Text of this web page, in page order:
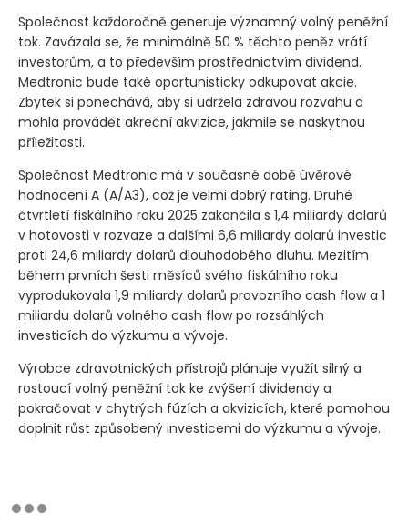
Společnost každoročně generuje významný volný peněžní
tok. Zavázala se, že minimálně 50 % těchto peněz vrátí
investorům, a to především prostřednictvím dividend.
Medtronic bude také oportunisticky odkupovat akcie.
Zbytek si ponechává, aby si udržela zdravou rozvahu a
mohla provádět akreční akvizice, jakmile se naskytnou
příležitosti.
Společnost Medtronic má v současné době úvěrové
hodnocení A (A/A3), což je velmi dobrý rating. Druhé
čtvrtletí fiskálního roku 2025 zakončila s 1,4 miliardy dolarů
v hotovosti v rozvaze a dalšími 6,6 miliardy dolarů investic
proti 24,6 miliardy dolarů dlouhodobého dluhu. Mezitím
během prvních šesti měsíců svého fiskálního roku
vyprodukovala 1,9 miliardy dolarů provozního cash flow a 1
miliardu dolarů volného cash flow po rozsáhlých
investicích do výzkumu a vývoje.
Výrobce zdravotnických přístrojů plánuje využít silný a
rostoucí volný peněžní tok ke zvýšení dividendy a
pokračovat v chytrých fúzích a akvizicích, které pomohou
doplnit růst způsobený investicemi do výzkumu a vývoje.